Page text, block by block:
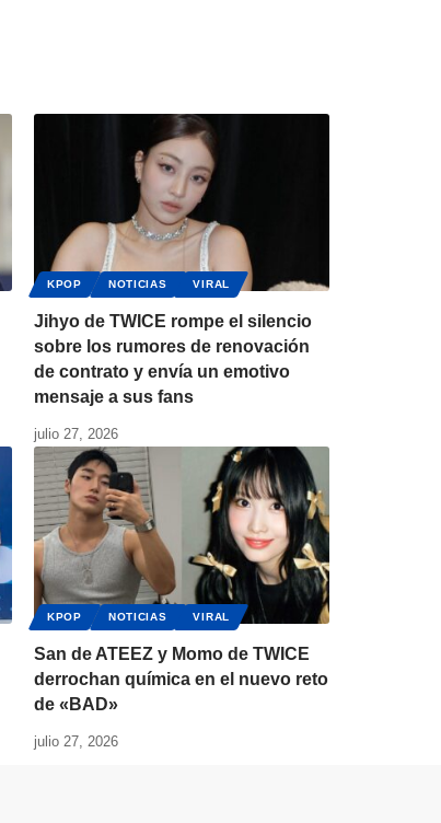
KPOP NOTICIAS VIRAL
Jihyo de TWICE rompe el silencio
sobre los rumores de renovación
de contrato y envía un emotivo
mensaje a sus fans
julio 27, 2026
KPOP NOTICIAS VIRAL
San de ATEEZ y Momo de TWICE
derrochan química en el nuevo reto
de «BAD»
julio 27, 2026